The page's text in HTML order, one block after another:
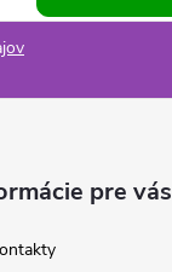
pre vás